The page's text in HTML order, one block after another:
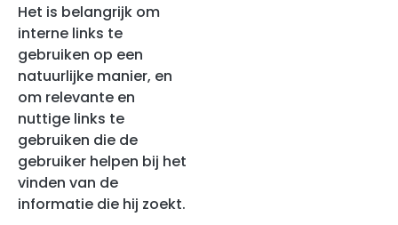
Het is belangrijk om
interne links te
gebruiken op een
natuurlijke manier, en
om relevante en
nuttige links te
gebruiken die de
gebruiker helpen bij het
vinden van de
informatie die hij zoekt.